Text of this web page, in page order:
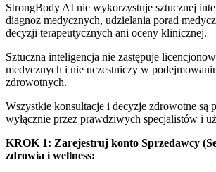
StrongBody AI nie wykorzystuje sztucznej
diagnoz medycznych, udzielania porad
decyzji terapeutycznych ani oceny klinicznej.
Sztuczna inteligencja nie zastępuje
medycznych i nie uczestniczy w
zdrowotnych.
Wszystkie konsultacje i decyzje zdrowotne są
wyłącznie przez prawdziwych specjalistów i
KROK 1: Zarejestruj konto Sprzedawcy
zdrowia i wellness: